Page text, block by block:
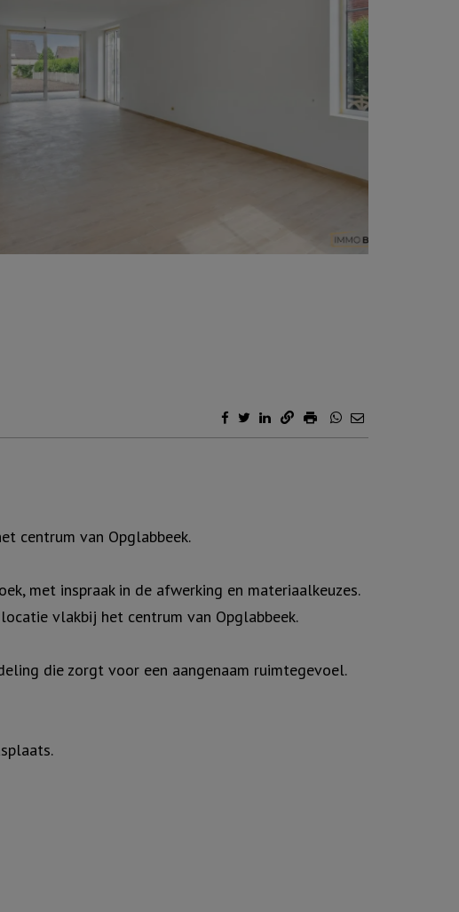
centrum van Opglabbeek.
met inspraak in de afwerking en materiaalkeuzes.
vlakbij het centrum van Opglabbeek.
die zorgt voor een aangenaam ruimtegevoel.